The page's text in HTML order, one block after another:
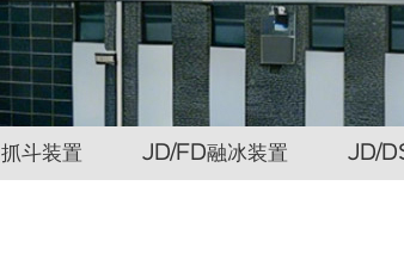
抓斗装置 JD/FD融冰装置 JD/